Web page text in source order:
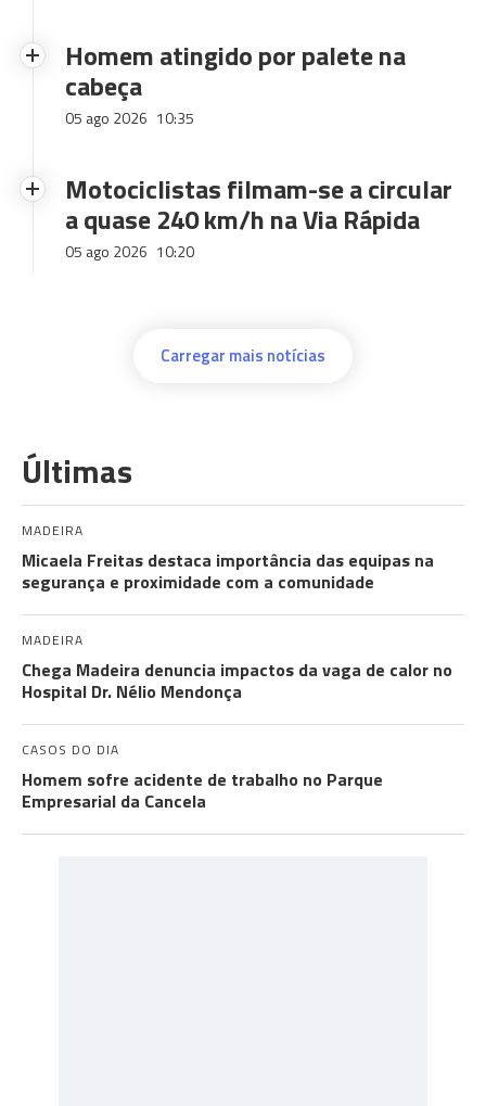
Homem atingido por palete na
cabeça
05 ago 2026 10:35
Motociclistas filmam-se a circular
a quase 240 km/h na Via Rápida
05 ago 2026 10:20
Carregar mais notícias
Últimas
MADEIRA
Micaela Freitas destaca importância das equipas na
segurança e proximidade com a comunidade
MADEIRA
Chega Madeira denuncia impactos da vaga de calor no
Hospital Dr. Nélio Mendonça
CASOS DO DIA
Homem sofre acidente de trabalho no Parque
Empresarial da Cancela